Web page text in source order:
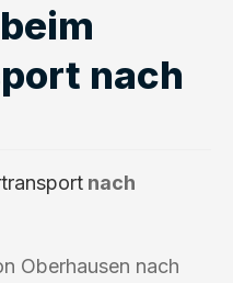
nach
nach
Oberhausen nach